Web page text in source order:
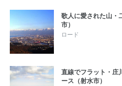
歌人に愛された山・
市）
ロード
直線でフラット・庄
ース（射水市）